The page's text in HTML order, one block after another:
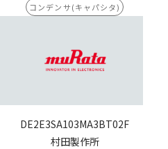
コンデンサ(キャパシタ)
DE2E3SA103MA3BT02F
村田製作所